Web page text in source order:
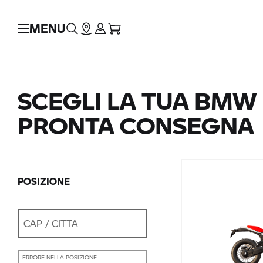
MENU
SCEGLI LA TUA
PRONTA CONSEGNA
POSIZIONE
CAP / CITTÀ
ERRORE NELLA POSIZIONE